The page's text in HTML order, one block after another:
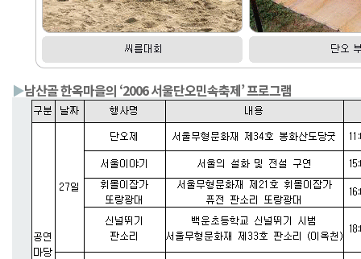
▶남산골 한옥마을의 ‘2006 서울단오민속축제’ 프로그램